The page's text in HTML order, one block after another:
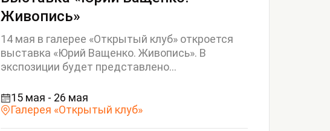
Живопись»
14 мая в галерее «Открытый клуб» откроется
выставка «Юрий Ващенко. Живопись». В
экспозиции будет представлено...
15 мая - 26 мая
Галерея «Открытый клуб»